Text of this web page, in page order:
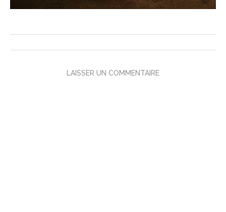
LAISSER UN COMMENTAIRE